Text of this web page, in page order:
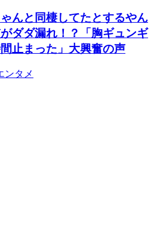
んと同棲してたとするやん
ダダ漏れ！？「胸ギュンギ
止まった」大興奮の声
ンタメ